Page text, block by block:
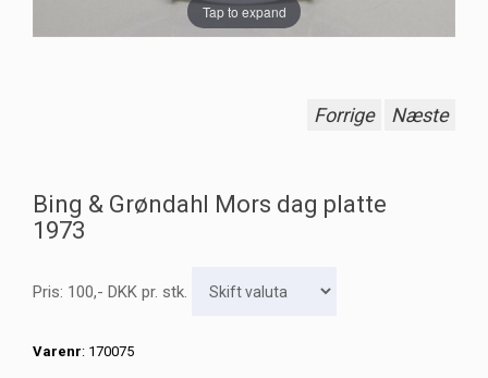
Tap to expand
Forrige Næste
Bing & Grøndahl Mors dag platte
1973
Pris: 100,- DKK pr. stk.
Varenr: 170075